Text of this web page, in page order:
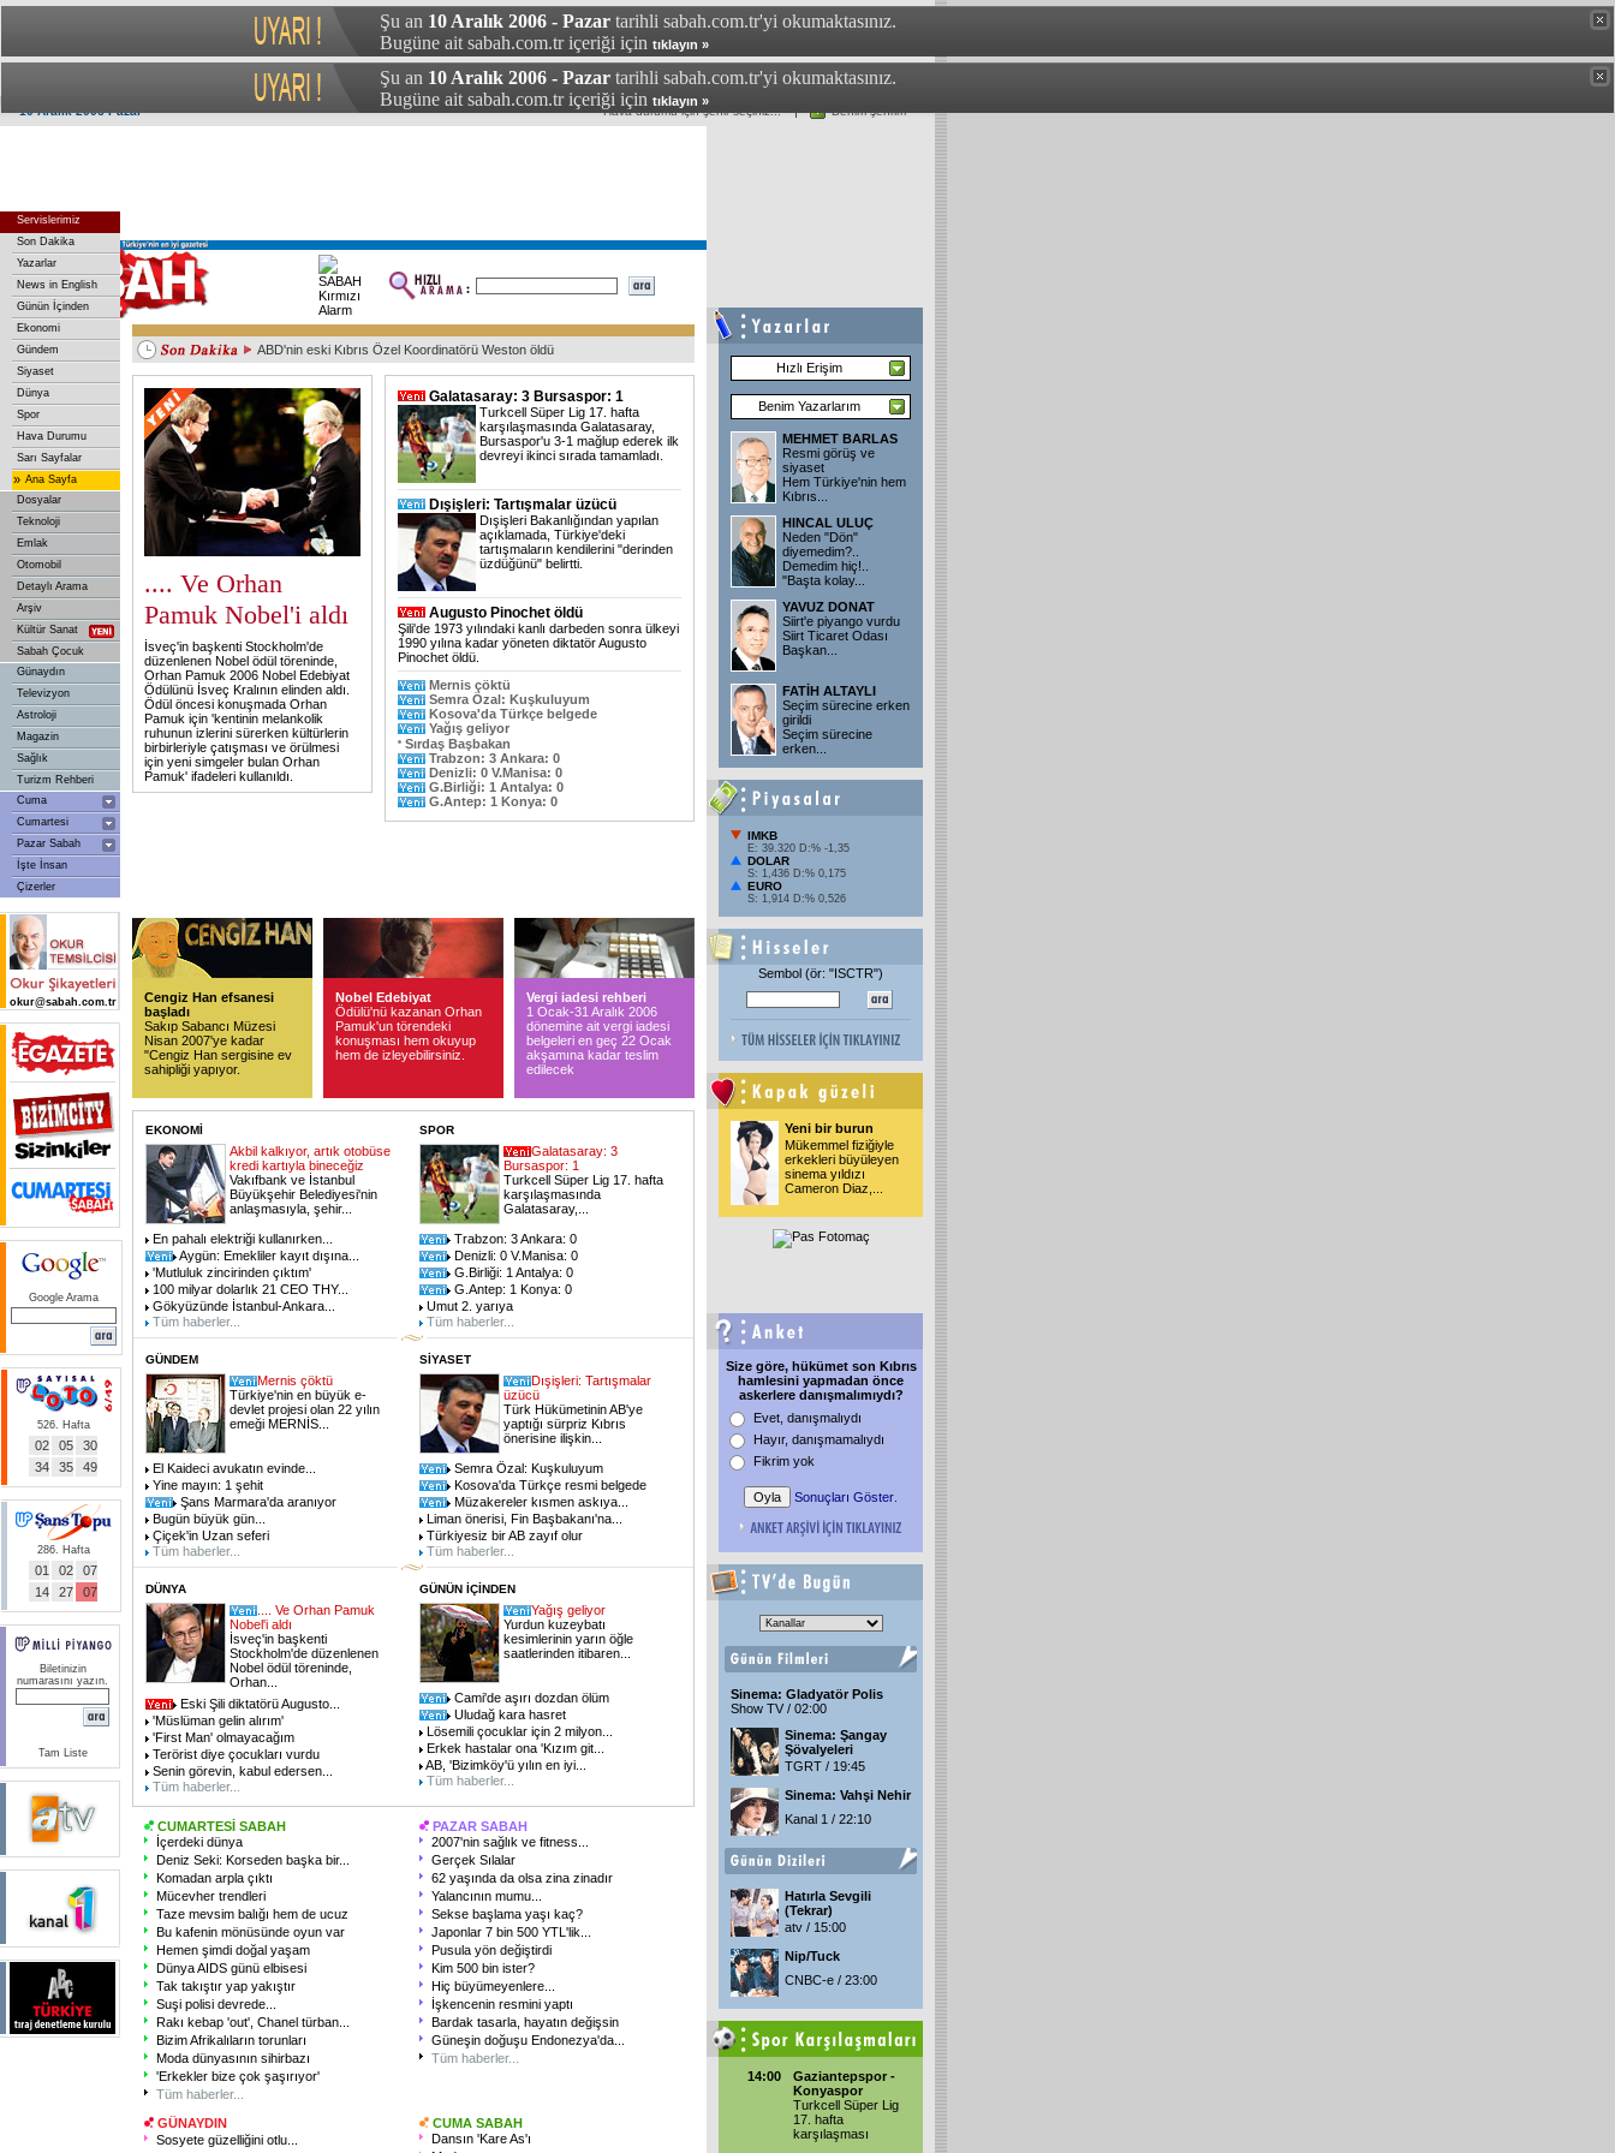
Şu an 10 Aralık 2006 - Pazar tarihli sabah.com.tr'yi okumaktasınız.
Bugüne ait sabah.com.tr içeriği için tıklayın »
Şu an 10 Aralık 2006 - Pazar tarihli sabah.com.tr'yi okumaktasınız.
Bugüne ait sabah.com.tr içeriği için tıklayın »
Irak Başbakanı, Japonya İmparatoru ile görüştü
Çin’de küçük uçak düştü: 1 ölü
ABD'nin eski Kıbrıs Özel Koordinatörü Weston öldü
Mısır'da yeni bir kuş gribi vakası
Başkent'te trafik kazası: 3 yaralı
.... Ve Orhan
Pamuk Nobel'i aldı
İsveç'in başkenti Stockholm'de
düzenlenen Nobel ödül töreninde,
Orhan Pamuk 2006 Nobel Edebiyat
Ödülünü İsveç Kralının elinden aldı.
Ödül öncesi konuşmada Orhan
Pamuk için 'kentinin melankolik
ruhunun izlerini sürerken kültürlerin
birbirleriyle çatışması ve örülmesi
için yeni simgeler bulan Orhan
Pamuk' ifadeleri kullanıldı.
Galatasaray: 3 Bursaspor: 1
Turkcell Süper Lig 17. hafta
karşılaşmasında Galatasaray,
Bursaspor'u 3-1 mağlup ederek ilk
devreyi ikinci sırada tamamladı.
Dışişleri: Tartışmalar üzücü
Dışişleri Bakanlığından yapılan
açıklamada, Türkiye'deki
tartışmaların kendilerini "derinden
üzdüğünü" belirtti.
Augusto Pinochet öldü
Şili'de 1973 yılındaki kanlı darbeden sonra ülkeyi
1990 yılına kadar yöneten diktatör Augusto
Pinochet öldü.
Mernis çöktü
Semra Özal: Kuşkuluyum
Kosova'da Türkçe belgede
Yağış geliyor
Sırdaş Başbakan
Trabzon: 3 Ankara: 0
Denizli: 0 V.Manisa: 0
G.Birliği: 1 Antalya: 0
G.Antep: 1 Konya: 0
Cengiz Han efsanesi
başladı
Sakıp Sabancı Müzesi
Nisan 2007'ye kadar
"Cengiz Han sergisine ev
sahipliği yapıyor.
Nobel Edebiyat
Ödülü'nü kazanan Orhan
Pamuk'un törendeki
konuşması hem okuyup
hem de izleyebilirsiniz.
Vergi iadesi rehberi
1 Ocak-31 Aralık 2006
dönemine ait vergi iadesi
belgeleri en geç 22 Ocak
akşamına kadar teslim
edilecek
EKONOMİ
Akbil kalkıyor, artık otobüse
kredi kartıyla bineceğiz
Vakıfbank ve İstanbul
Büyükşehir Belediyesi'nin
anlaşmasıyla, şehir...
En pahalı elektriği kullanırken...
Aygün: Emekliler kayıt dışına...
'Mutluluk zincirinden çıktım'
100 milyar dolarlık 21 CEO THY...
Gökyüzünde İstanbul-Ankara...
Tüm haberler...
SPOR
Galatasaray: 3
Bursaspor: 1
Turkcell Süper Lig 17. hafta
karşılaşmasında
Galatasaray,...
Trabzon: 3 Ankara: 0
Denizli: 0 V.Manisa: 0
G.Birliği: 1 Antalya: 0
G.Antep: 1 Konya: 0
Umut 2. yarıya
Tüm haberler...
GÜNDEM
Mernis çöktü
Türkiye'nin en büyük e-
devlet projesi olan 22 yılın
emeği MERNİS...
El Kaideci avukatın evinde...
Yine mayın: 1 şehit
Şans Marmara'da aranıyor
Bugün büyük gün...
Çiçek'in Uzan seferi
Tüm haberler...
SİYASET
Dışişleri: Tartışmalar
üzücü
Türk Hükümetinin AB'ye
yaptığı sürpriz Kıbrıs
önerisine ilişkin...
Semra Özal: Kuşkuluyum
Kosova'da Türkçe resmi belgede
Müzakereler kısmen askıya...
Liman önerisi, Fin Başbakanı'na...
Türkiyesiz bir AB zayıf olur
Tüm haberler...
DÜNYA
.... Ve Orhan Pamuk
Nobel'i aldı
İsveç'in başkenti
Stockholm'de düzenlenen
Nobel ödül töreninde,
Orhan...
Eski Şili diktatörü Augusto...
'Müslüman gelin alırım'
'First Man' olmayacağım
Terörist diye çocukları vurdu
Senin görevin, kabul edersen...
Tüm haberler...
GÜNÜN İÇİNDEN
Yağış geliyor
Yurdun kuzeybatı
kesimlerinin yarın öğle
saatlerinden itibaren...
Cami'de aşırı dozdan ölüm
Uludağ kara hasret
Lösemili çocuklar için 2 milyon...
Erkek hastalar ona 'Kızım git...
AB, 'Bizimköy'ü yılın en iyi...
Tüm haberler...
CUMARTESİ SABAH
İçerdeki dünya
Deniz Seki: Korseden başka bir...
Komadan arpla çıktı
Mücevher trendleri
Taze mevsim balığı hem de ucuz
Bu kafenin mönüsünde oyun var
Hemen şimdi doğal yaşam
Dünya AIDS günü elbisesi
Tak takıştır yap yakıştır
Suşi polisi devrede...
Rakı kebap 'out', Chanel türban...
Bizim Afrikalıların torunları
Moda dünyasının sihirbazı
'Erkekler bize çok şaşırıyor'
Tüm haberler...
PAZAR SABAH
2007'nin sağlık ve fitness...
Gerçek Sılalar
62 yaşında da olsa zina zinadır
Yalancının mumu...
Sekse başlama yaşı kaç?
Japonlar 7 bin 500 YTL'lik...
Pusula yön değiştirdi
Kim 500 bin ister?
Hiç büyümeyenlere...
İşkencenin resmini yaptı
Bardak tasarla, hayatın değişsin
Güneşin doğuşu Endonezya'da...
Tüm haberler...
GÜNAYDIN
Sosyete güzelliğini otlu...
CUMA SABAH
Dansın 'Kare As'ı
Servislerimiz
Son Dakika
Yazarlar
News in English
Günün İçinden
Ekonomi
Gündem
Siyaset
Dünya
Spor
Hava Durumu
Sarı Sayfalar
» Ana Sayfa
Dosyalar
Teknoloji
Emlak
Otomobil
Detaylı Arama
Arşiv
Kültür Sanat
Sabah Çocuk
Günaydın
Televizyon
Astroloji
Magazin
Sağlık
Turizm Rehberi
Cuma
Cumartesi
Pazar Sabah
İşte İnsan
Çizerler
okur@sabah.com.tr
Google Arama
526. Hafta
02 05
30
34
35 49
286. Hafta
01 02
07
14
27 07
Biletinizin
numarasını yazın.
Tam Liste
Hızlı Erişim
Benim Yazarlarım
MEHMET BARLAS
Resmi görüş ve
siyaset
Hem Türkiye'nin hem
Kıbrıs...
HINCAL ULUÇ
Neden "Dön"
diyemedim?..
Demedim hiç!..
"Başta kolay...
YAVUZ DONAT
Siirt'e piyango vurdu
Siirt Ticaret Odası
Başkan...
FATİH ALTAYLI
Seçim sürecine erken
girildi
Seçim sürecine
erken...
IMKB
E: 39.320 D:% -1,35
DOLAR
S: 1,436 D:% 0,175
EURO
S: 1,914 D:% 0,526
Sembol (ör: "ISCTR")
Yeni bir burun
Mükemmel fiziğiyle
erkekleri büyüleyen
sinema yıldızı
Cameron Diaz,...
Size göre, hükümet son Kıbrıs
hamlesini yapmadan önce
askerlere danışmalımıydı?
Evet, danışmalıydı
Hayır, danışmamalıydı
Fikrim yok
Sonuçları Göster
Sinema: Gladyatör Polis
Show TV / 02:00
Sinema: Şangay
Şövalyeleri
TGRT / 19:45
Sinema: Vahşi Nehir
Kanal 1 / 22:10
Hatırla Sevgili
(Tekrar)
atv / 15:00
Nip/Tuck
CNBC-e / 23:00
14:00
Gaziantepspor -
Konyaspor
Turkcell Süper Lig
17. hafta
karşılaşması
10 Aralık 2006 Pazar Benim şehrim
Hava durumu için şehir seçiniz...